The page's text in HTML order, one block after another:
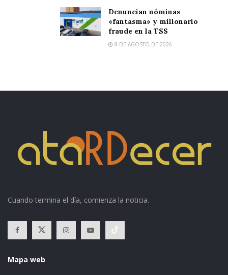
Denuncian nóminas
«fantasma» y millonario
fraude en la TSS
8 DE AGOSTO DE 2026
Cuando termina el día, comienza la noticia.
Mapa web